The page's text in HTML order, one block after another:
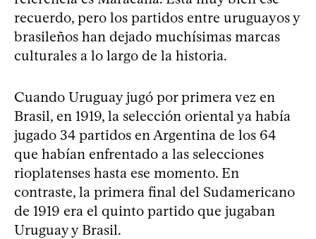
recuerdo, pero los partidos entre uruguayos y
brasileños han dejado muchísimas marcas
culturales a lo largo de la historia.
Cuando Uruguay jugó por primera vez en
Brasil, en 1919, la selección oriental ya había
jugado 34 partidos en Argentina de los 64
que habían enfrentado a las selecciones
rioplatenses hasta ese momento. En
contraste, la primera final del Sudamericano
de 1919 era el quinto partido que jugaban
Uruguay y Brasil.